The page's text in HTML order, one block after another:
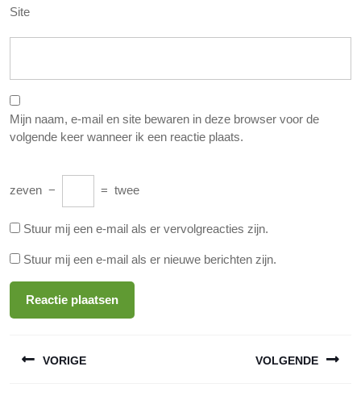
Site
Mijn naam, e-mail en site bewaren in deze browser voor de
volgende keer wanneer ik een reactie plaats.
zeven − = twee
Stuur mij een e-mail als er vervolgreacties zijn.
Stuur mij een e-mail als er nieuwe berichten zijn.
VORIGE VOLGENDE